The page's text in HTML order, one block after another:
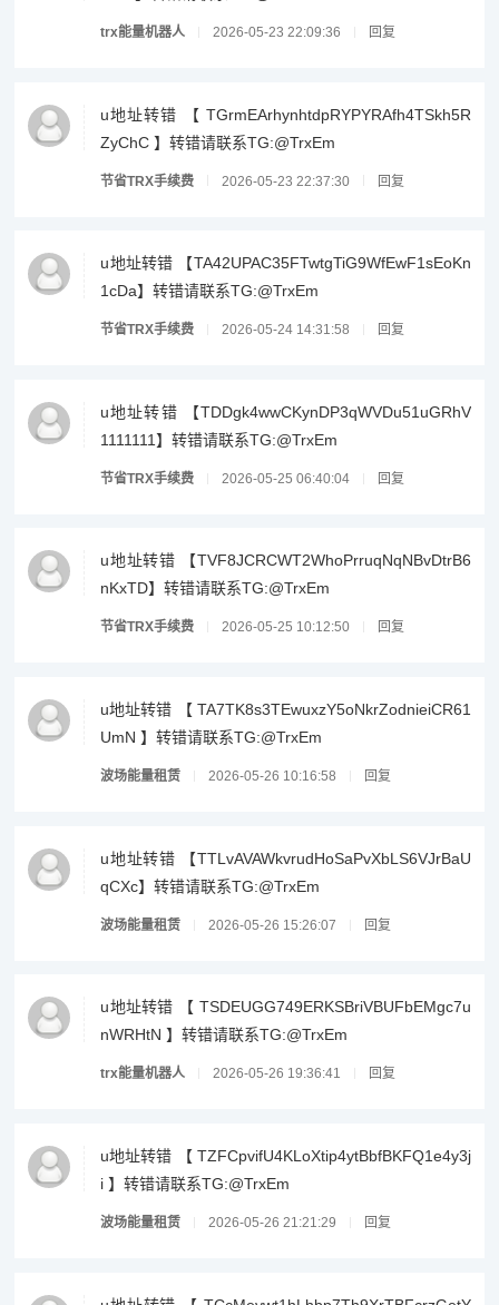
trx能量机器人 2026-05-23 22:09:36 回复
u地址转错 【 TGrmEArhynhtdpRYPYRAfh4TSkh5R
ZyChC 】转错请联系TG:@TrxEm
节省TRX手续费 2026-05-23 22:37:30 回复
u地址转错 【TA42UPAC35FTwtgTiG9WfEwF1sEoKn
1cDa】转错请联系TG:@TrxEm
节省TRX手续费 2026-05-24 14:31:58 回复
u地址转错 【TDDgk4wwCKynDP3qWVDu51uGRhV
1111111】转错请联系TG:@TrxEm
节省TRX手续费 2026-05-25 06:40:04 回复
u地址转错 【TVF8JCRCWT2WhoPrruqNqNBvDtrB6
nKxTD】转错请联系TG:@TrxEm
节省TRX手续费 2026-05-25 10:12:50 回复
u地址转错 【 TA7TK8s3TEwuxzY5oNkrZodnieiCR61
UmN 】转错请联系TG:@TrxEm
波场能量租赁 2026-05-26 10:16:58 回复
u地址转错 【TTLvAVAWkvrudHoSaPvXbLS6VJrBaU
qCXc】转错请联系TG:@TrxEm
波场能量租赁 2026-05-26 15:26:07 回复
u地址转错 【 TSDEUGG749ERKSBriVBUFbEMgc7u
nWRHtN 】转错请联系TG:@TrxEm
trx能量机器人 2026-05-26 19:36:41 回复
u地址转错 【 TZFCpvifU4KLoXtip4ytBbfBKFQ1e4y3j
i 】转错请联系TG:@TrxEm
波场能量租赁 2026-05-26 21:21:29 回复